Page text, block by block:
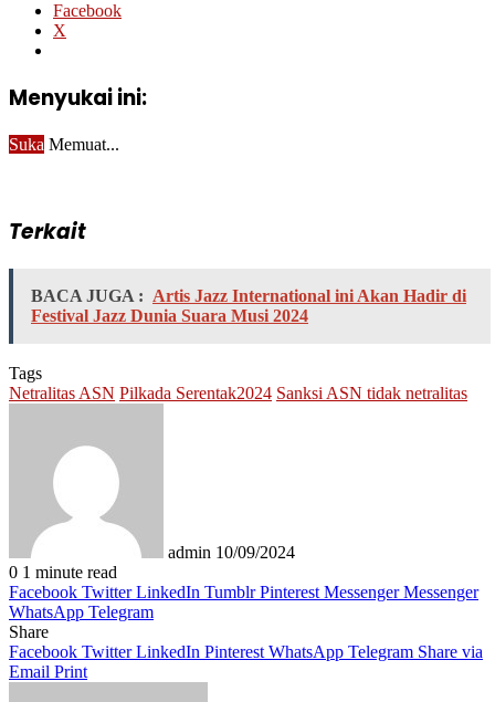
Facebook
X
Menyukai ini:
Suka Memuat...
Terkait
BACA JUGA : Artis Jazz International ini Akan Hadir di
Festival Jazz Dunia Suara Musi 2024
Tags
Netralitas ASN Pilkada Serentak2024 Sanksi ASN tidak netralitas
admin 10/09/2024
0 1 minute read
Facebook Twitter LinkedIn Tumblr Pinterest Messenger Messenger
WhatsApp Telegram
Share
Facebook Twitter LinkedIn Pinterest WhatsApp Telegram Share via
Email Print